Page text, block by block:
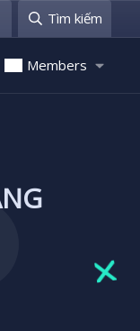
Tìm kiếm
Members